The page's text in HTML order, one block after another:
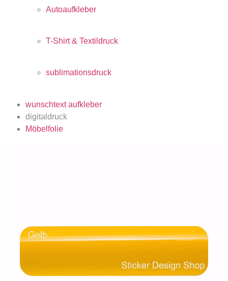
Autoaufkleber
T-Shirt & Textildruck
sublimationsdruck
wunschtext aufkleber
digitaldruck
Möbelfolie